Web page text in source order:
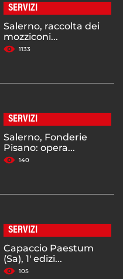
SERVIZI
Salerno, raccolta dei
mozziconi...
1133
SERVIZI
Salerno, Fonderie
Pisano: opera...
140
SERVIZI
Capaccio Paestum
(Sa), 1' edizi...
105